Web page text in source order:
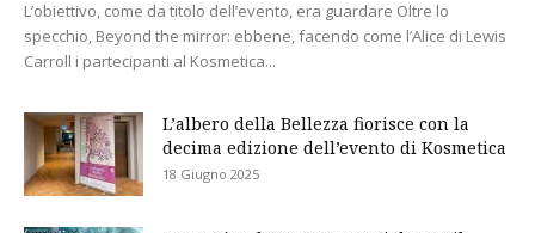
L’obiettivo, come da titolo dell’evento, era guardare Oltre lo
specchio, Beyond the mirror: ebbene, facendo come l’Alice di Lewis
Carroll i partecipanti al Kosmetica...
L’albero della Bellezza fiorisce con la
decima edizione dell’evento di Kosmetica
18 Giugno 2025